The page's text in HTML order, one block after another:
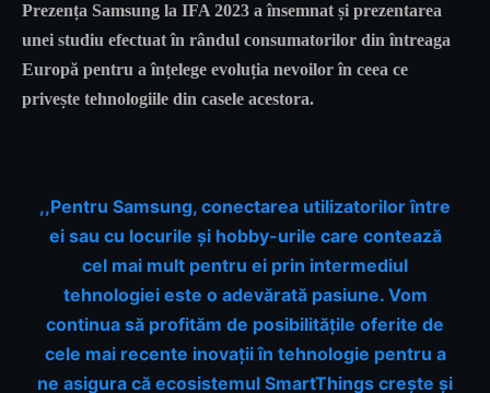
Prezența Samsung la IFA 2023 a însemnat și prezentarea
unei studiu efectuat în rândul consumatorilor din întreaga
Europă pentru a înțelege evoluția nevoilor în ceea ce
privește tehnologiile din casele acestora.
,,Pentru Samsung, conectarea utilizatorilor între
ei sau cu locurile și hobby-urile care contează
cel mai mult pentru ei prin intermediul
tehnologiei este o adevărată pasiune. Vom
continua să profităm de posibilitățile oferite de
cele mai recente inovații în tehnologie pentru a
ne asigura că ecosistemul SmartThings crește și